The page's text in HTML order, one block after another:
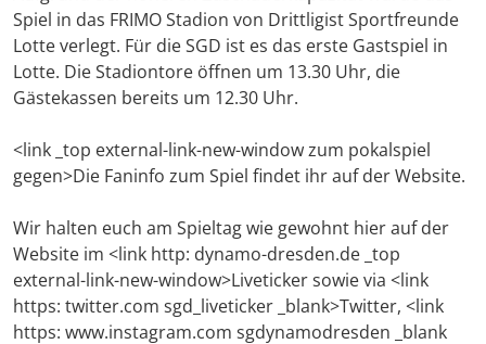
Spiel in das FRIMO Stadion von Drittligist Sportfreunde
Lotte verlegt. Für die SGD ist es das erste Gastspiel in
Lotte. Die Stadiontore öffnen um 13.30 Uhr, die
Gästekassen bereits um 12.30 Uhr.
<link _top external-link-new-window zum pokalspiel
gegen>Die Faninfo zum Spiel findet ihr auf der Website.
Wir halten euch am Spieltag wie gewohnt hier auf der
Website im <link http: dynamo-dresden.de _top
external-link-new-window>Liveticker sowie via <link
https: twitter.com sgd_liveticker _blank>Twitter, <link
https: www.instagram.com sgdynamodresden _blank